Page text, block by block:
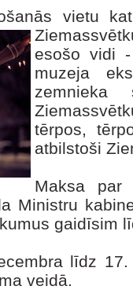
vietu
esošo vidi -
muzeja
tērpos,
atbilstoši
Maksa par
Ministru
gaidīsim
līdz
veidā.